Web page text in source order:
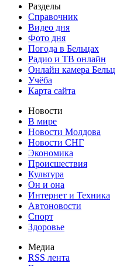
Разделы
Справочник
Видео дня
Фото дня
Погода в Бельцах
Радио и ТВ онлайн
Онлайн камера Бельц
Учёба
Карта сайта
Новости
В мире
Новости Молдова
Новости СНГ
Экономика
Происшествия
Культура
Он и она
Интернет и Техника
Автоновости
Спорт
Здоровье
Медиа
RSS лента